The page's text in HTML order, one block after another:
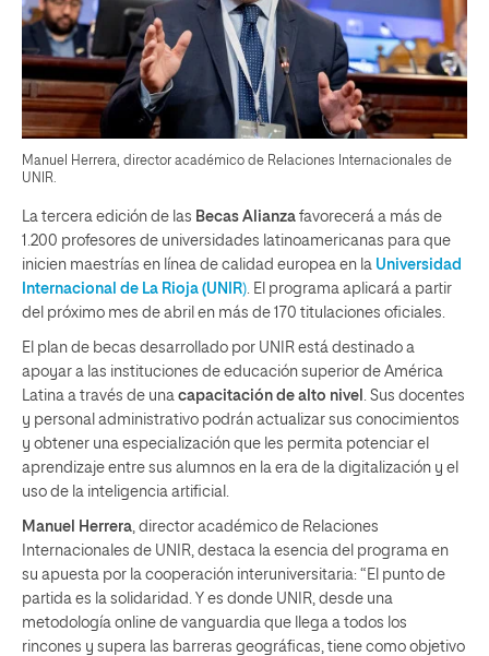
Manuel Herrera, director académico de Relaciones Internacionales de
UNIR.
La tercera edición de las Becas Alianza favorecerá a más de
1.200 profesores de universidades latinoamericanas para que
inicien maestrías en línea de calidad europea en la Universidad
Internacional de La Rioja (UNIR) . El programa aplicará a partir
del próximo mes de abril en más de 170 titulaciones oficiales.
El plan de becas desarrollado por UNIR está destinado a
apoyar a las instituciones de educación superior de América
Latina a través de una capacitación de alto nivel
. Sus docentes
y personal administrativo podrán actualizar sus conocimientos
y obtener una especialización que les permita potenciar el
aprendizaje entre sus alumnos en la era de la digitalización y el
uso de la inteligencia artificial.
Manuel Herrera , director académico de Relaciones
Internacionales de UNIR, destaca la esencia del programa en
su apuesta por la cooperación interuniversitaria: “El punto de
partida es la solidaridad. Y es donde UNIR, desde una
metodología online de vanguardia que llega a todos los
rincones y supera las barreras geográficas, tiene como objetivo